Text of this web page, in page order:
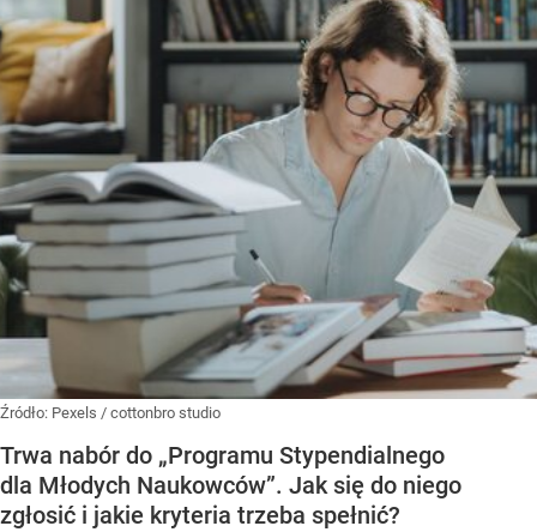
Źródło: Pexels / cottonbro studio
Trwa nabór do „Programu Stypendialnego
dla Młodych Naukowców”. Jak się do niego
zgłosić i jakie kryteria trzeba spełnić?